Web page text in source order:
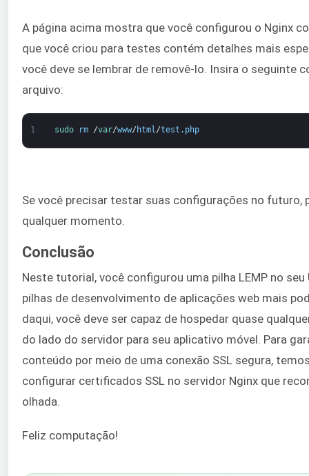
A página acima mostra que você configurou o Nginx
que você criou para testes contém detalhes mais
você deve se lembrar de removê-lo. Insira o seguinte
arquivo:
1 sudo rm /var/www/ html /test . php
Se você precisar testar suas configurações no futuro,
qualquer momento.
Conclusão
Neste tutorial, você configurou uma pilha LEMP no
pilhas de desenvolvimento de aplicações web mais
daqui, você deve ser capaz de hospedar quase
do lado do servidor para seu aplicativo móvel. Para
conteúdo por meio de uma conexão SSL segura,
configurar certificados SSL no servidor Nginx que
olhada.
Feliz computação!